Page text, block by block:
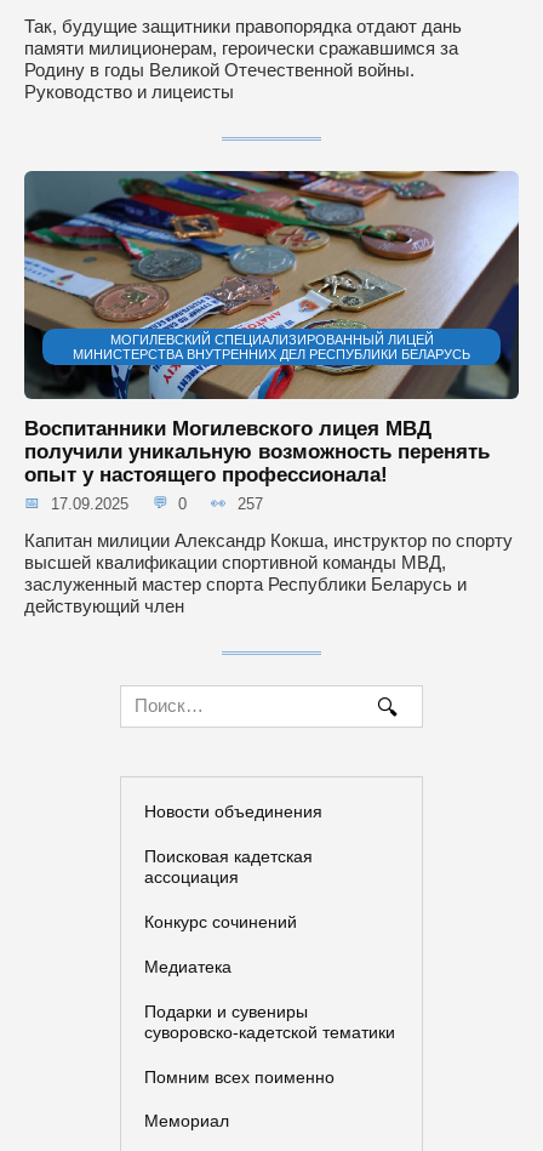
Так, будущие защитники правопорядка отдают дань
памяти милиционерам, героически сражавшимся за
Родину в годы Великой Отечественной войны.
Руководство и лицеисты
МОГИЛЕВСКИЙ СПЕЦИАЛИЗИРОВАННЫЙ ЛИЦЕЙ
МИНИСТЕРСТВА ВНУТРЕННИХ ДЕЛ РЕСПУБЛИКИ БЕЛАРУСЬ
Воспитанники Могилевского лицея МВД
получили уникальную возможность перенять
опыт у настоящего профессионала!
17.09.2025 0 257
Капитан милиции Александр Кокша, инструктор по спорту
высшей квалификации спортивной команды МВД,
заслуженный мастер спорта Республики Беларусь и
действующий член
Search
for:
Новости объединения
Поисковая кадетская
ассоциация
Конкурс сочинений
Медиатека
Подарки и сувениры
суворовско-кадетской тематики
Помним всех поименно
Мемориал